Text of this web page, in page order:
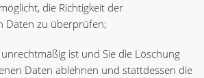
die Richtigkeit der
Daten zu überprüfen;
ist und Sie die Löschung
Daten ablehnen und stattdessen die